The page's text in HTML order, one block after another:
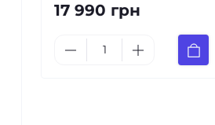
17 990 грн